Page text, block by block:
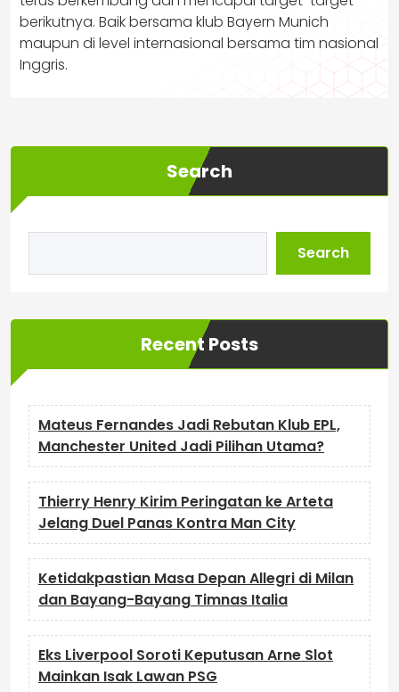
berikutnya. Baik bersama klub Bayern Munich
maupun di level internasional bersama tim nasional
Inggris.
Search
Search
Recent Posts
Mateus Fernandes Jadi Rebutan Klub EPL,
Manchester United Jadi Pilihan Utama?
Thierry Henry Kirim Peringatan ke Arteta
Jelang Duel Panas Kontra Man City
Ketidakpastian Masa Depan Allegri di Milan
dan Bayang-Bayang Timnas Italia
Eks Liverpool Soroti Keputusan Arne Slot
Mainkan Isak Lawan PSG